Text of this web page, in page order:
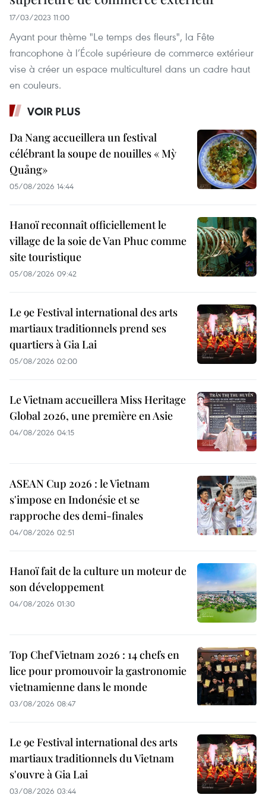
17/03/2023 11:00
Ayant pour thème "Le temps des fleurs", la Fête
francophone à l’École supérieure de commerce extérieur
vise à créer un espace multiculturel dans un cadre haut
en couleurs.
VOIR PLUS
Da Nang accueillera un festival
célébrant la soupe de nouilles « Mỳ
Quảng»
05/08/2026 14:44
Hanoï reconnaît officiellement le
village de la soie de Van Phuc comme
site touristique
05/08/2026 09:42
Le 9e Festival international des arts
martiaux traditionnels prend ses
quartiers à Gia Lai
05/08/2026 02:00
Le Vietnam accueillera Miss Heritage
Global 2026, une première en Asie
04/08/2026 04:15
ASEAN Cup 2026 : le Vietnam
s'impose en Indonésie et se
rapproche des demi-finales
04/08/2026 02:51
Hanoï fait de la culture un moteur de
son développement
04/08/2026 01:30
Top Chef Vietnam 2026 : 14 chefs en
lice pour promouvoir la gastronomie
vietnamienne dans le monde
03/08/2026 08:47
Le 9e Festival international des arts
martiaux traditionnels du Vietnam
s'ouvre à Gia Lai
03/08/2026 03:44